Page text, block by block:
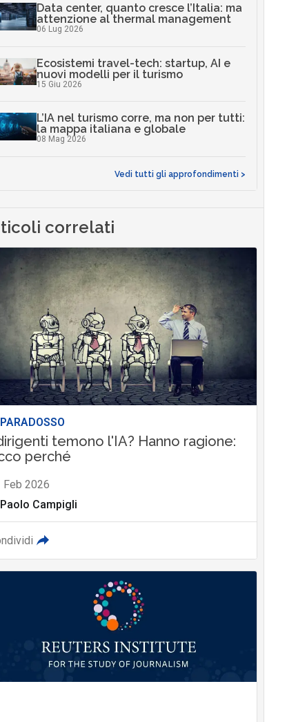
Data center, quanto cresce l’Italia: ma
attenzione al thermal management
06 Lug 2026
Ecosistemi travel-tech: startup, AI e
nuovi modelli per il turismo
15 Giu 2026
L’IA nel turismo corre, ma non per tutti:
la mappa italiana e globale
08 Mag 2026
Vedi tutti gli approfondimenti >
correlati
temono l'IA? Hanno ragione:
perché
Feb 2026
Paolo Campigli